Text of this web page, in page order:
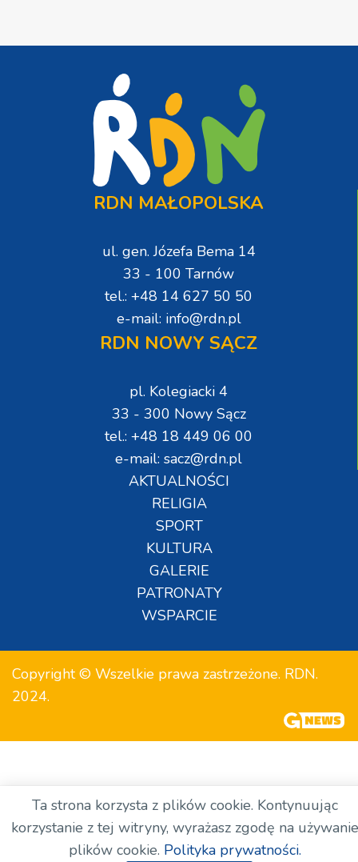
RDN MAŁOPOLSKA
ul. gen. Józefa Bema 14
33 - 100 Tarnów
tel.: +48 14 627 50 50
e-mail: info@rdn.pl
RDN NOWY SĄCZ
pl. Kolegiacki 4
33 - 300 Nowy Sącz
tel.: +48 18 449 06 00
e-mail: sacz@rdn.pl
AKTUALNOŚCI
RELIGIA
SPORT
KULTURA
GALERIE
PATRONATY
WSPARCIE
Copyright © Wszelkie prawa zastrzeżone. RDN.
2024.
Ta strona korzysta z plików cookie. Kontynuując
korzystanie z tej witryny, wyrażasz zgodę na używanie
plików cookie. Polityka prywatności.